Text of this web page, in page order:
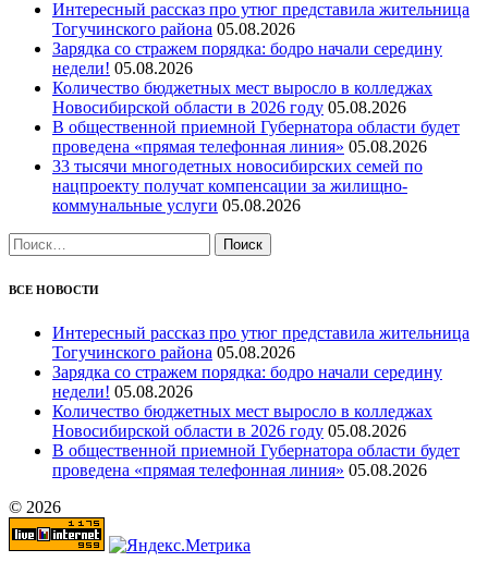
Интересный рассказ про утюг представила жительница
Тогучинского района 05.08.2026
Зарядка со стражем порядка: бодро начали середину
недели! 05.08.2026
Количество бюджетных мест выросло в колледжах
Новосибирской области в 2026 году 05.08.2026
В общественной приемной Губернатора области будет
проведена «прямая телефонная линия» 05.08.2026
33 тысячи многодетных новосибирских семей по
нацпроекту получат компенсации за жилищно-
коммунальные услуги 05.08.2026
Найти:
ВСЕ НОВОСТИ
Интересный рассказ про утюг представила жительница
Тогучинского района 05.08.2026
Зарядка со стражем порядка: бодро начали середину
недели! 05.08.2026
Количество бюджетных мест выросло в колледжах
Новосибирской области в 2026 году 05.08.2026
В общественной приемной Губернатора области будет
проведена «прямая телефонная линия» 05.08.2026
© 2026